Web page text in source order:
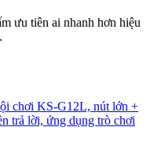
ưu tiên ai nhanh hơn hiệu